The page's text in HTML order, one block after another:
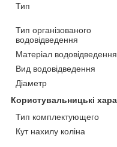
Тип
Тип організованого
водовідведення
Матеріал водовідведення
Вид водовідведення
Діаметр
Користувальницькі
Тип комплектующего
Кут нахилу коліна